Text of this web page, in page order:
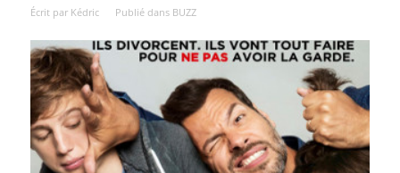
Écrit par Kédric Publié dans BUZZ